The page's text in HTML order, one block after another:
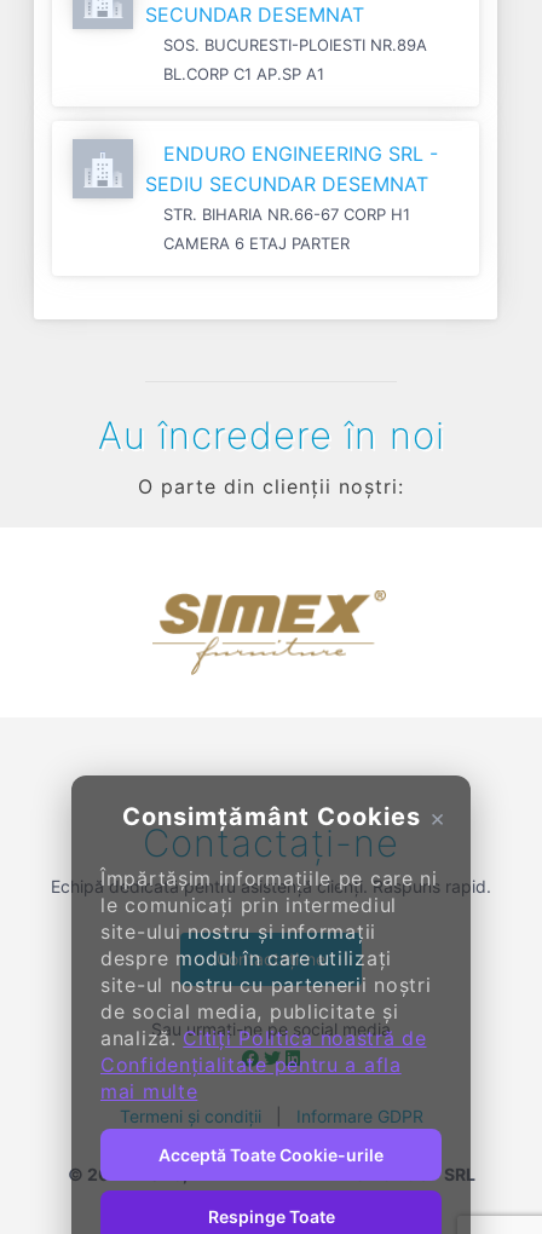
SECUNDAR DESEMNAT
SOS. BUCURESTI-PLOIESTI NR.89A
BL.CORP C1 AP.SP A1
ENDURO ENGINEERING SRL -
SEDIU SECUNDAR DESEMNAT
STR. BIHARIA NR.66-67 CORP H1
CAMERA 6 ETAJ PARTER
×
Consimțământ Cookies
Împărtășim informațiile pe care ni
le comunicați prin intermediul
site-ului nostru și informații
despre modul în care utilizați
site-ul nostru cu partenerii noștri
de social media, publicitate și
analiză.Citiți Politica noastră de
Confidențialitate pentru a afla
mai multe
Acceptă Toate Cookie-urile
Respinge Toate
Au încredere în noi
O parte din clienții noștri:
Contactați-ne
Echipă dedicată pentru asistență clienți. Răspuns rapid.
Contactați-ne
Sau urmați-ne pe social media
Termeni și condiții Informare GDPR
© 2014-
2026, KENDALL ENTERPRISE GROUP SRL